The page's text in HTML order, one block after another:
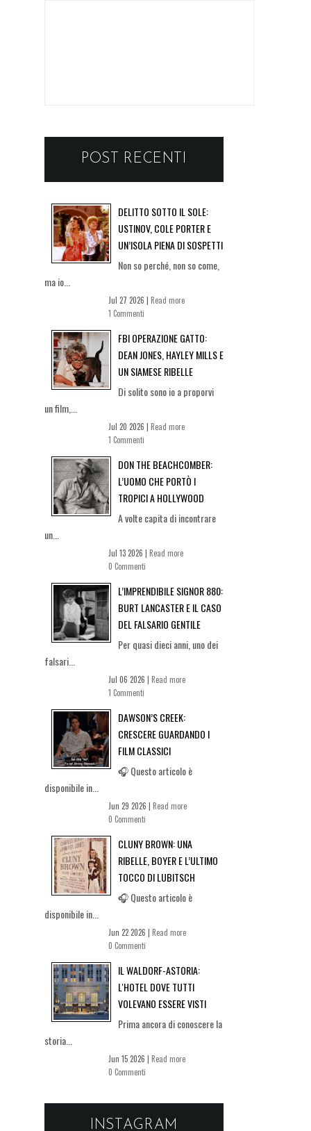
POST RECENTI
DELITTO SOTTO IL SOLE:
USTINOV, COLE PORTER E
UN’ISOLA PIENA DI SOSPETTI
Non so perché, non so come,
ma io...
Jul 27 2026 | Read more
1 Commenti
FBI OPERAZIONE GATTO:
DEAN JONES, HAYLEY MILLS E
UN SIAMESE RIBELLE
Di solito sono io a proporvi
un film,...
Jul 20 2026 | Read more
1 Commenti
DON THE BEACHCOMBER:
L’UOMO CHE PORTÒ I
TROPICI A HOLLYWOOD
A volte capita di incontrare
un...
Jul 13 2026 | Read more
0 Commenti
L’IMPRENDIBILE SIGNOR 880:
BURT LANCASTER E IL CASO
DEL FALSARIO GENTILE
Per quasi dieci anni, uno dei
falsari...
Jul 06 2026 | Read more
1 Commenti
DAWSON’S CREEK:
CRESCERE GUARDANDO I
FILM CLASSICI
🎧 Questo articolo è
disponibile in...
Jun 29 2026 | Read more
0 Commenti
CLUNY BROWN: UNA
RIBELLE, BOYER E L’ULTIMO
TOCCO DI LUBITSCH
🎧 Questo articolo è
disponibile in...
Jun 22 2026 | Read more
0 Commenti
IL WALDORF-ASTORIA:
L'HOTEL DOVE TUTTI
VOLEVANO ESSERE VISTI
Prima ancora di conoscere la
storia...
Jun 15 2026 | Read more
0 Commenti
INSTAGRAM